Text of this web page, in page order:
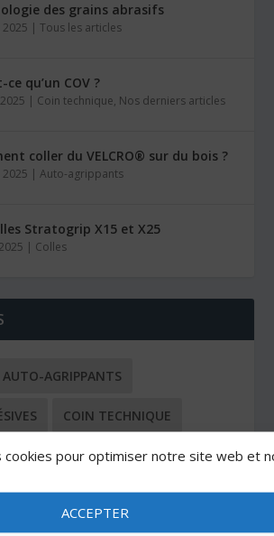
cookies pour optimiser notre site web et
ACCEPTER
des grains abrasifs
2025 |Tous les articles
ce qu’un COV ?
| Coin technique, Nos derniers articles
coller du VELCRO® sur du bois ?
2025 |Auto-agrippants
Stratogrip X15 et X25
| Colles
AUTO-AGRIPPANTS
COIN TECHNIQUE
DERNIERS ARTICLES OUTILS
PROTECTION SANGLES